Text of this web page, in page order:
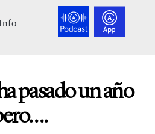
pasado un año